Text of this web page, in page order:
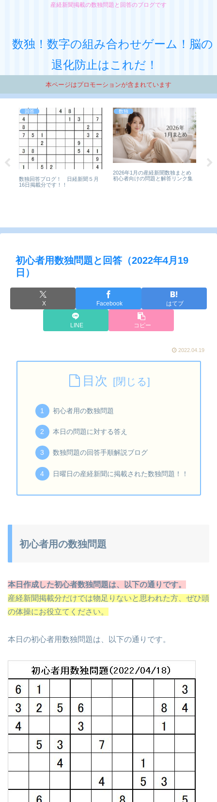
産経新聞掲載の数独問題と回答のブログです
数独！数字の組み合わせゲーム！脳の
退化防止はこれだ！
本ページはプロモーションが含まれています
回答
数独回答ブログ！ 日経新聞５月
16日掲載分です！！
数独
2026年1月の産経新聞数独まとめ
初心者向けの問題と解答リンク集
数
初心者用数独問題と回答（2022年4月19
日）
X Facebook はてブ
LINE コピー
2022.04.19
目次
初心者用の数独問題
本日の問題に対する答え
数独問題の回答手順解説ブログ
日曜日の産経新聞に掲載された数独問題！！
初心者用の数独問題
本日作成した初心者数独問題は、以下の通りです。
産経新聞掲載分だけでは物足りないと思われた方、ぜひ頭
の体操にお役立てください。
本日の初心者用数独問題は、以下の通りです。